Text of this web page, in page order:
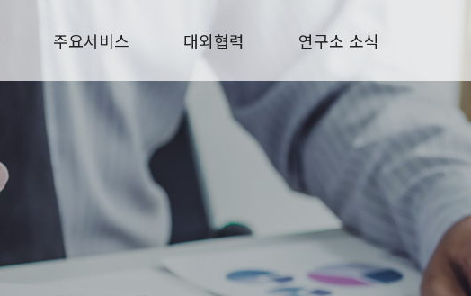
주요서비스 대외협력 연구소 소식